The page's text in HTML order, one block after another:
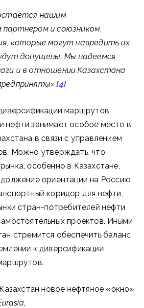
нашим
партнером и союзником.
которые могут навредить их
допущены. Мы надеемся,
и в отношении Казахстана
».[4]
маршрутов
нефти занимает особое место в
в связи с управлением
Можно утверждать, что
особенно в Казахстане,
ориентации на Россию
коридор для нефти,
стран-потребителей нефти
проектов. Иными
стремится обеспечить баланс
к диверсификации
новое нефтяное «окно»
,